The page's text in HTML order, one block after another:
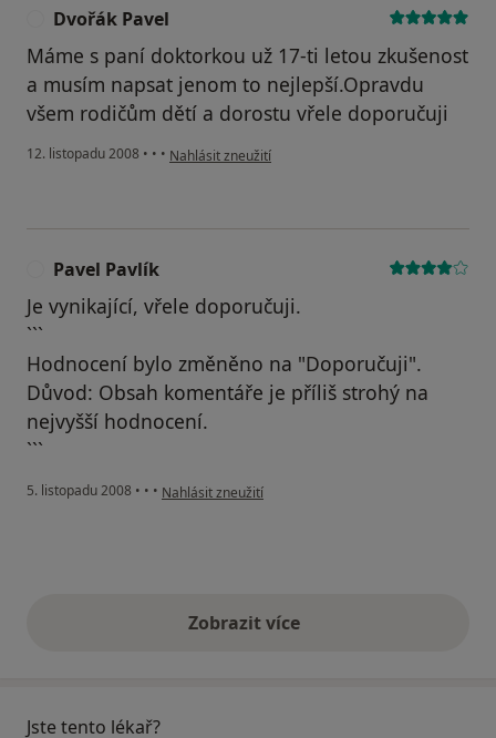
Dvořák Pavel
Máme s paní doktorkou už 17-ti letou zkušenost
a musím napsat jenom to nejlepší.Opravdu
všem rodičům dětí a dorostu vřele doporučuji
12. listopadu 2008 • • • podle názoru uživatele Dvořák Pavel
Nahlásit zneužití
Pavel Pavlík
Je vynikající, vřele doporučuji.
```
Hodnocení bylo změněno na "Doporučuji".
Důvod: Obsah komentáře je příliš strohý na
nejvyšší hodnocení.
```
5. listopadu 2008 • • • podle názoru uživatele Pavel Pavlík
Nahlásit zneužití
Zobrazit vícevýše uvedené názory
Jste tento lékař?